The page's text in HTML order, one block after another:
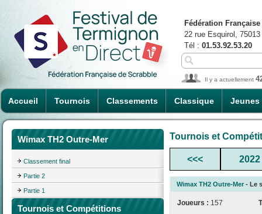
Accueil Tournois Classements Classique Jeunes
Fédération
22 rue Esquirol,
Tél : 01.53.92.53.20
Il y a actuellement
Wimax TH2 Outre-Mer
Classement final
Partie 2
Partie 1
Tournois et Compétitions
Tournois et
<<< 2022
Wimax TH2 Outre-Mer - Le
Joueurs : 157